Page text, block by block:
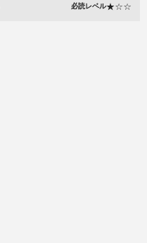
必読レベル